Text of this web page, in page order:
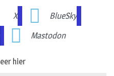
X
BlueSky
Mastodon